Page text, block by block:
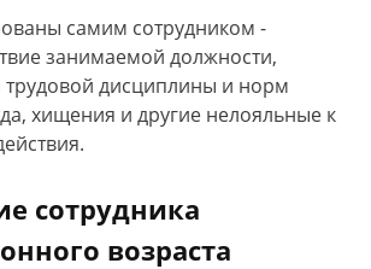
самим сотрудником -
занимаемой должности,
дисциплины и норм
хищения и другие нелояльные к
сотрудника
возраста